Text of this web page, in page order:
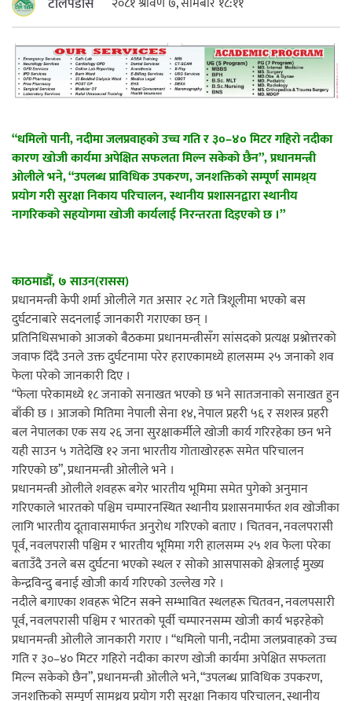
महत्त्वपूर्ण हुन्छ : मेयर मण्डल
कैद, एक लाख रुपैयाँ क्षतिपूर्ति
एम्बुलेन्सको उपहार भारत र नेपालबीचको निकै
बलियो र जीवन्त विकास साझेदारीको एक
हिस्सा : नियोग उपप्रमुख श्रीवास्तव
प्रेस काउन्सिल सदस्य नियुक्तिमा विभेद भयो :
जनमत पत्रकार संघ
परियोजना सकिनै लाग्दा खुल्यो वन उद्यमीले
सहुलियत ऋण लिने बाटो
“धमिलो पानी, नदीमा जलप्रवाहको उच्च गति र ३०–४० मिटर गहिरो नदीका
कारण खोजी कार्यमा अपेक्षित सफलता मिल्न सकेको छैन”, प्रधानमन्त्री
ओलीले भने, “उपलब्ध प्राविधिक उपकरण, जनशक्तिको सम्पूर्ण सामथ्र्य
प्रयोग गरी सुरक्षा निकाय परिचालन, स्थानीय प्रशासनद्वारा स्थानीय
नागरिकको सहयोगमा खोजी कार्यलाई निरन्तरता दिइएको छ ।”
काठमाडौँ, ७ साउन(रासस)
प्रधानमन्त्री केपी शर्मा ओलीले गत असार २८ गते त्रिशूलीमा भएको बस
दुर्घटनाबारे सदनलाई जानकारी गराएका छन् ।
प्रतिनिधिसभाको आजको बैठकमा प्रधानमन्त्रीसँग सांसदको प्रत्यक्ष प्रश्नोत्तरको
जवाफ दिँदै उनले उक्त दुर्घटनामा परेर हराएकामध्ये हालसम्म २५ जनाको शव
फेला परेको जानकारी दिए ।
“फेला परेकामध्ये १८ जनाको सनाखत भएको छ भने सातजनाको सनाखत हुन
बाँकी छ । आजको मितिमा नेपाली सेना १४, नेपाल प्रहरी ५६ र सशस्त्र प्रहरी
बल नेपालका एक सय २६ जना सुरक्षाकर्मीले खोजी कार्य गरिरहेका छन भने
यही साउन ५ गतेदेखि १२ जना भारतीय गोताखोरहरू समेत परिचालन
गरिएको छ”, प्रधानमन्त्री ओलीले भने ।
प्रधानमन्त्री ओलीले शवहरू बगेर भारतीय भूमिमा समेत पुगेको अनुमान
गरिएकाले भारतको पश्चिम चम्पारनस्थित स्थानीय प्रशासनमार्फत शव खोजीका
लागि भारतीय दूतावासमार्फत अनुरोध गरिएको बताए । चितवन, नवलपरासी
पूर्व, नवलपरासी पश्चिम र भारतीय भूमिमा गरी हालसम्म २५ शव फेला परेका
बताउँदै उनले बस दुर्घटना भएको स्थल र सोको आसपासको क्षेत्रलाई मुख्य
केन्द्रविन्दु बनाई खोजी कार्य गरिएको उल्लेख गरे ।
नदीले बगाएका शवहरू भेटिन सक्ने सम्भावित स्थलहरू चितवन, नवलपसारी
पूर्व, नवलपरासी पश्चिम र भारतको पूर्वी चम्पारनसम्म खोजी कार्य भइरहेको
प्रधानमन्त्री ओलीले जानकारी गराए । “धमिलो पानी, नदीमा जलप्रवाहको उच्च
गति र ३०–४० मिटर गहिरो नदीका कारण खोजी कार्यमा अपेक्षित सफलता
मिल्न सकेको छैन”, प्रधानमन्त्री ओलीले भने, “उपलब्ध प्राविधिक उपकरण,
जनशक्तिको सम्पूर्ण सामथ्र्य प्रयोग गरी सुरक्षा निकाय परिचालन, स्थानीय